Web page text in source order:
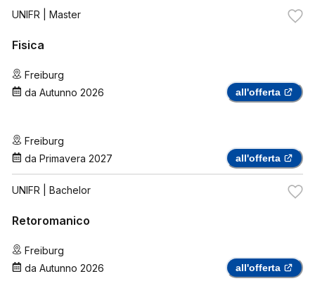
UNIFR | Master
Fisica
Freiburg
da Autunno 2026 all'offerta
Freiburg
da Primavera 2027 all'offerta
UNIFR | Bachelor
Retoromanico
Freiburg
da Autunno 2026 all'offerta